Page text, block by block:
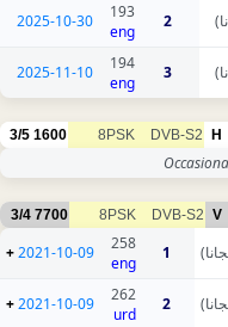
2
193
eng
2025-10-30
3
194
eng
2025-11-10
H
DVB-S2
8PSK
1600
3/5
V
DVB-S2
8PSK
7700
3/4
1
258
eng
2021-10-09
+
2
262
urd
2021-10-09
+